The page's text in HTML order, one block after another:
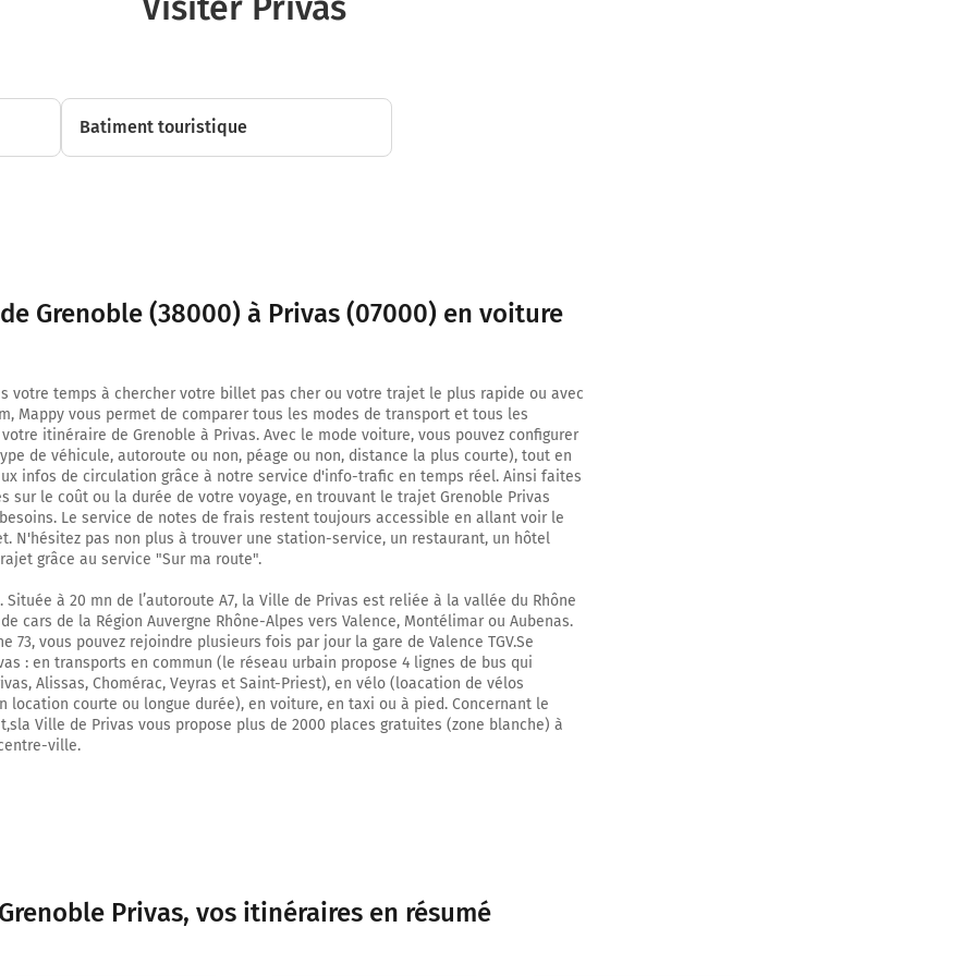
E713 sur 71 kilomètres
A49
km
E713 sur 9,7 kilomètres
km
E713 sur 600 mètres
E713
Prendre un ticket (Péage Valence S)
km
à gauche et rejoindre A7 E15. Continuer sur 19 kilomètres
E15
A7
Autoroute du Soleil
km
Batiment touristique
Grenoble (38000) à Privas (07000) en voiture
votre temps à chercher votre billet pas cher ou votre trajet le plus rapide ou avec
Mappy vous permet de comparer tous les modes de transport et tous les
itinéraire de Grenoble à Privas. Avec le mode voiture, vous pouvez configurer
de véhicule, autoroute ou non, péage ou non, distance la plus courte), tout en
infos de circulation grâce à notre service d'info-trafic en temps réel. Ainsi faites
sur le coût ou la durée de votre voyage, en trouvant le trajet Grenoble Privas
Le service de notes de frais restent toujours accessible en allant voir le
N'hésitez pas non plus à trouver une station-service, un restaurant, un hôtel
grâce au service "Sur ma route".
Située à 20 mn de l’autoroute A7, la Ville de Privas est reliée à la vallée du Rhône
cars de la Région Auvergne Rhône-Alpes vers Valence, Montélimar ou Aubenas.
73, vous pouvez rejoindre plusieurs fois par jour la gare de Valence TGV.Se
: en transports en commun (le réseau urbain propose 4 lignes de bus qui
Alissas, Chomérac, Veyras et Saint-Priest), en vélo (loacation de vélos
location courte ou longue durée), en voiture, en taxi ou à pied. Concernant le
Ville de Privas vous propose plus de 2000 places gratuites (zone blanche) à
ville.
Privas, vos itinéraires en résumé